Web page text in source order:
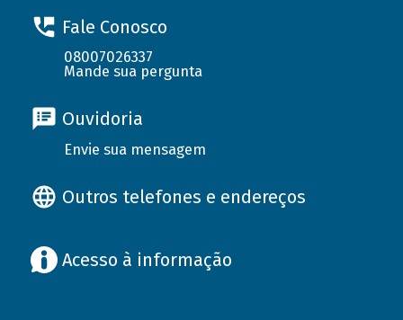
Fale Conosco
08007026337
Mande sua pergunta
Ouvidoria
Envie sua mensagem
Outros telefones e endereços
Acesso à informação